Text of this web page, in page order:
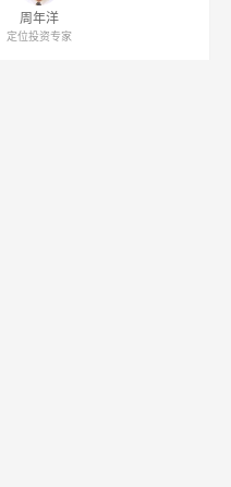
周年洋
定位投资专家